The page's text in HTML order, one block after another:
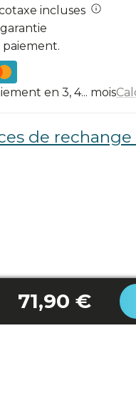
incluses
paiement.
en 3, 4... mois
de
71,90 €